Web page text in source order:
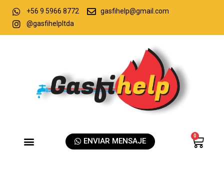
+56 9 5966 8772
gasfihelp@gmail.com
@gasfihelpltda
ENVIAR MENSAJE
0